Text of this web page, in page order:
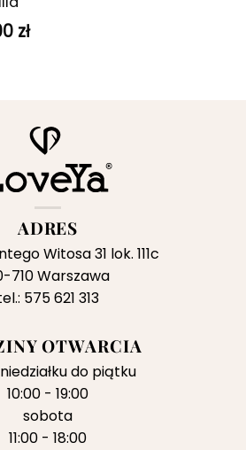
złAktualna
ADRES
Witosa 31 lok. 111c
710 Warszawa
575 621 313
OTWARCIA
do piątku
10:00 - 19:00
sobota
11:00 - 18:00